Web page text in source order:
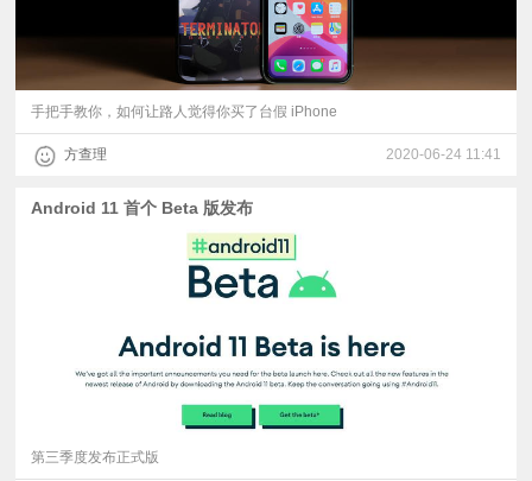
手把手教你，如何让路人觉得你买了台假 iPhone
方查理 2020-06-24 11:41
Android 11 首个 Beta 版发布
第三季度发布正式版